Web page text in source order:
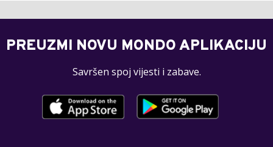
PREUZMI NOVU MONDO APLIKACIJU
Savršen spoj vijesti i zabave.